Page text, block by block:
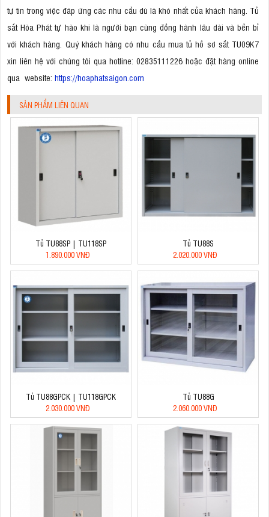
tự tin trong việc đáp ứng các nhu cầu dù là khó nhất của khách hàng. Tủ
sắt Hòa Phát tự hào khi là người bạn cùng đồng hành lâu dài và bền bỉ
với khách hàng. Quý khách hàng có nhu cầu mua tủ hồ sơ sắt TU09K7
xin liên hệ với chúng tôi qua hotline: 02835111226 hoặc đặt hàng online
qua website: https://hoaphatsaigon.com
SẢN PHẨM LIÊN QUAN
Tủ TU88SP | TU118SP
1.890.000 VNĐ
Tủ TU88S
2.020.000 VNĐ
Tủ TU88GPCK | TU118GPCK
2.030.000 VNĐ
Tủ TU88G
2.060.000 VNĐ